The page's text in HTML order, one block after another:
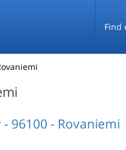
Find
96100 - Rovaniemi